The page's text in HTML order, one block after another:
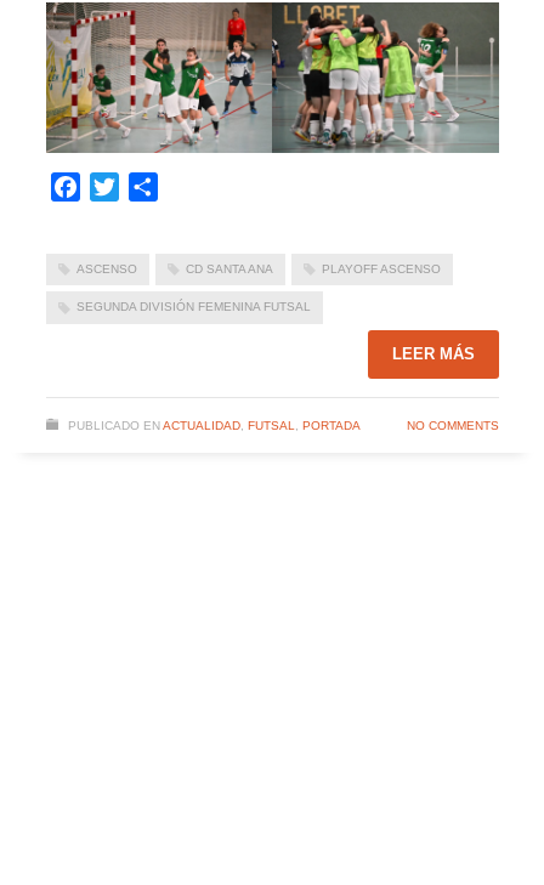
Facebook
Twitter
ASCENSO CD SANTA ANA PLAYOFF ASCENSO
SEGUNDA DIVISIÓN FEMENINA FUTSAL
LEER MÁS
PUBLICADO EN ACTUALIDAD, FUTSAL PORTADA NO COMMENTS